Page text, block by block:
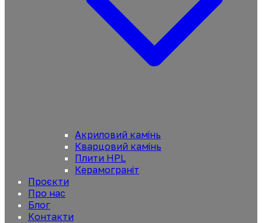
Акриловий камінь
Кварцовий камінь
Плити HPL
Керамограніт
Проєкти
Про нас
Блог
Контакти